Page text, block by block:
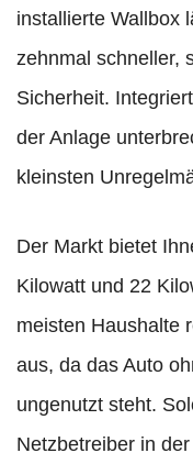
installierte Wallbox
zehnmal schneller,
Sicherheit.
der Anlage
kleinsten
Der Markt bietet
Kilowatt und 22
meisten Haushalte
aus, da das Auto
ungenutzt steht.
Netzbetreiber in